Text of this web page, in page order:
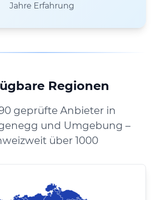
Jahre Erfahrung
Regionen
geprüfte Anbieter in
und Umgebung –
über 1000